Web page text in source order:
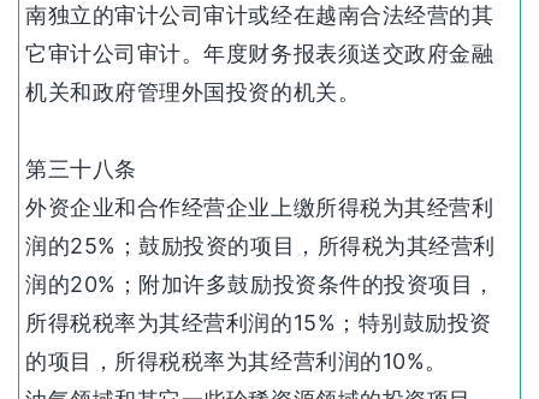
南独立的审计公司审计或经在越南合法经营的其
它审计公司审计。年度财务报表须送交政府金融
机关和政府管理外国投资的机关。
第三十八条
外资企业和合作经营企业上缴所得税为其经营利
润的25%；鼓励投资的项目，所得税为其经营利
润的20%；附加许多鼓励投资条件的投资项目，
所得税税率为其经营利润的15%；特别鼓励投资
的项目，所得税税率为其经营利润的10%。